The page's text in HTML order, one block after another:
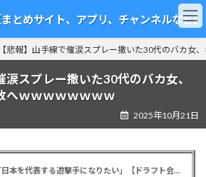
とめサイト、アプリ、チャンネルなど】
【悲報】山手線で催涙スプレー撒いた30代のバカ女
涙スプレー撒いた30代のバカ女、
ｗｗｗｗｗｗｗｗ
2025年10月21日
カープドラ6西川篤夢！「日本を代表する遊撃手になりたい」【ドラフト会議2025】